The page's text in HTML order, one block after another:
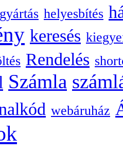
gyártás helyesbítés
keresés
Rendelés
Számla
webáruház